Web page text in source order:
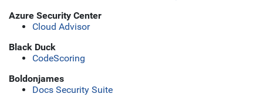
Azure Security Center
Cloud Advisor
Black Duck
CodeScoring
Boldonjames
Docs Security Suite